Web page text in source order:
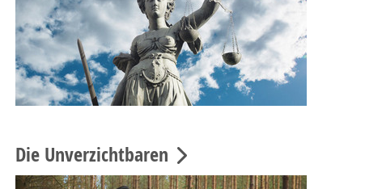
Die Unverzichtbaren